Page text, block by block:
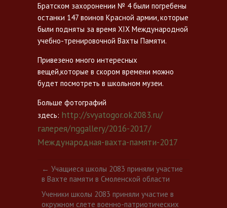
Братском захоронении № 4 были погребены
останки 147 воинов Красной армии, которые
были подняты за время XIX Международной
учебно-тренировочной Вахты Памяти.
Привезено много интересных
вещей,которые в скором времени можно
будет посмотреть в школьном музеи.
Больше фотографий
здесь: http://svyatogor.ok2083.ru/
галерея/nggallery/2016-2017/
Международная-вахта-памяти-2017
← Учащиеся школы 2083 приняли участие
в Вахте памяти в Смоленской области
Ученики школы 2083 приняли участие в
окружном слете военно-патриотических